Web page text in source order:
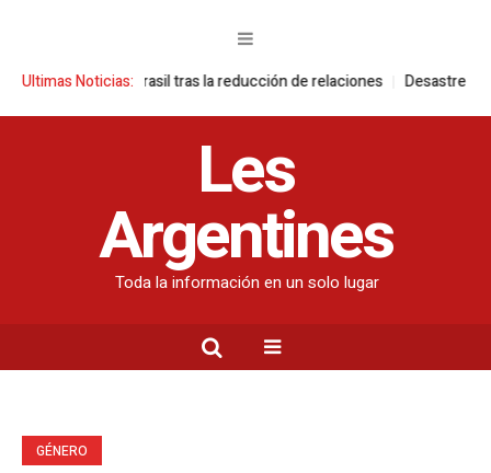
Ultimas Noticias:
contra Brasil tras la reducción de relaciones Desastre ambiental
Les
Argentines
Toda la información en un solo lugar
GÉNERO